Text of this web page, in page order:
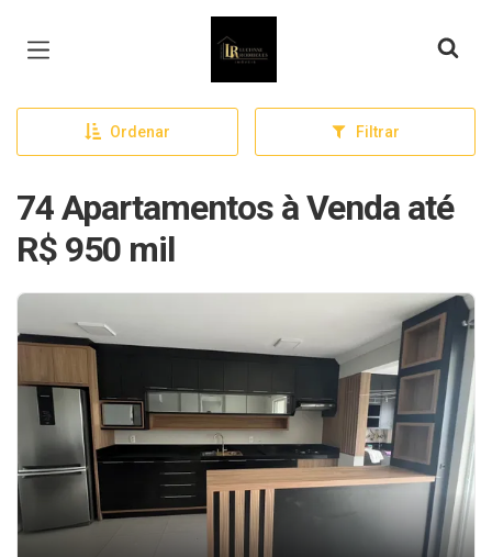
Página inicial
Ordenar Filtrar
74 Apartamentos à Venda até
R$ 950 mil